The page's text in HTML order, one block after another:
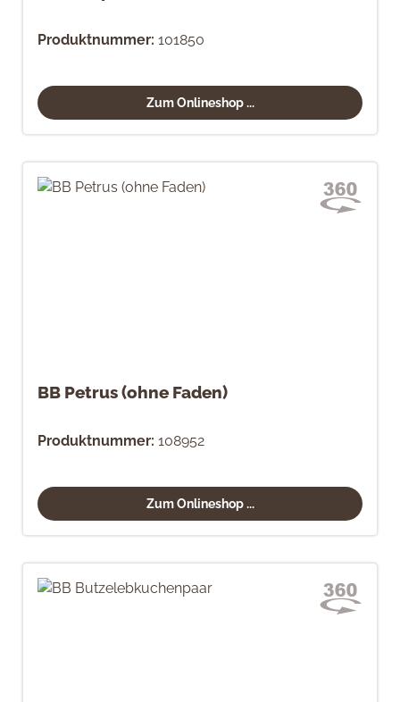
Produktnummer: 101850
Zum Onlineshop ...
BB Petrus (ohne Faden)
Produktnummer: 108952
Zum Onlineshop ...